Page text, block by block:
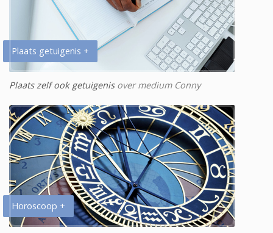
Plaats getuigenis +
Plaats zelf ook getuigenisover medium Conny
Horoscoop +